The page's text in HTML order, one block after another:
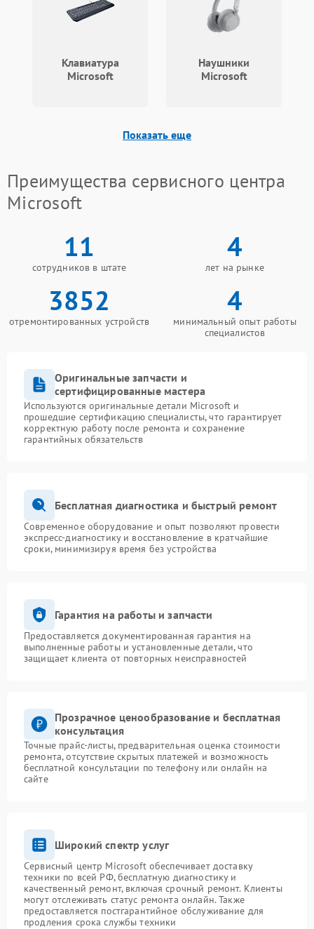
Клавиатура
Microsoft
Наушники
Microsoft
Показать еще
Преимущества сервисного центра
Microsoft
11
сотрудников в штате
4
лет на рынке
3852
отремонтированных устройств
4
минимальный опыт работы
специалистов
Оригинальные запчасти и
сертифицированные мастера
Используются оригинальные детали Microsoft и
прошедшие сертификацию специалисты, что гарантирует
корректную работу после ремонта и сохранение
гарантийных обязательств
Бесплатная диагностика и быстрый ремонт
Современное оборудование и опыт позволяют провести
экспресс-диагностику и восстановление в кратчайшие
сроки, минимизируя время без устройства
Гарантия на работы и запчасти
Предоставляется документированная гарантия на
выполненные работы и установленные детали, что
защищает клиента от повторных неисправностей
Прозрачное ценообразование и бесплатная
консультация
Точные прайс-листы, предварительная оценка стоимости
ремонта, отсутствие скрытых платежей и возможность
бесплатной консультации по телефону или онлайн на
сайте
Широкий спектр услуг
Сервисный центр Microsoft обеспечивает доставку
техники по всей РФ, бесплатную диагностику и
качественный ремонт, включая срочный ремонт. Клиенты
могут отслеживать статус ремонта онлайн. Также
предоставляется постгарантийное обслуживание для
продления срока службы техники